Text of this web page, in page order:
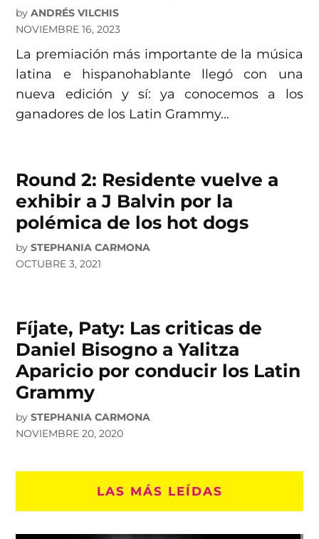
by ANDRÉS VILCHIS
NOVIEMBRE 16, 2023
La premiación más importante de la música
latina e hispanohablante llegó con una
nueva edición y sí: ya conocemos a los
ganadores de los Latin Grammy…
Round 2: Residente vuelve a
exhibir a J Balvin por la
polémica de los hot dogs
by STEPHANIA CARMONA
OCTUBRE 3, 2021
Fíjate, Paty: Las criticas de
Daniel Bisogno a Yalitza
Aparicio por conducir los Latin
Grammy
by STEPHANIA CARMONA
NOVIEMBRE 20, 2020
LAS MÁS LEÍDAS